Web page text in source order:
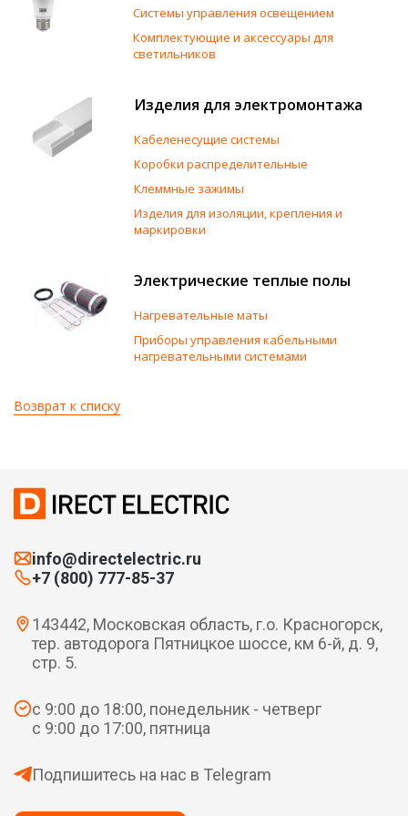
Системы управления освещением
Комплектующие и аксессуары для
светильников
Изделия для электромонтажа
Кабеленесущие системы
Коробки распределительные
Клеммные зажимы
Изделия для изоляции, крепления и
маркировки
Электрические теплые полы
Нагревательные маты
Приборы управления кабельными
нагревательными системами
Возврат к списку
info@directelectric.ru
+7 (800) 777-85-37
143442, Московская область, г.о. Красногорск,
тер. автодорога Пятницкое шоссе, км 6-й, д. 9,
стр. 5.
с 9:00 до 18:00, понедельник - четверг
с 9:00 до 17:00, пятница
Подпишитесь на нас в Telegram